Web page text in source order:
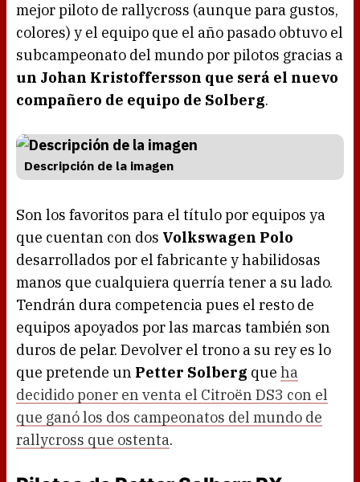
mejor piloto de rallycross (aunque para gustos,
colores) y el equipo que el año pasado obtuvo el
subcampeonato del mundo por pilotos gracias a
un Johan Kristoffersson que será el nuevo
compañero de equipo de Solberg.
Descripción de la imagen
Son los favoritos para el título por equipos ya
que cuentan con dos Volkswagen Polo
desarrollados por el fabricante y habilidosas
manos que cualquiera querría tener a su lado.
Tendrán dura competencia pues el resto de
equipos apoyados por las marcas también son
duros de pelar. Devolver el trono a su rey es lo
que pretende un Petter Solberg que ha
decidido poner en venta el Citroën DS3 con el
que ganó los dos campeonatos del mundo de
rallycross que ostenta.